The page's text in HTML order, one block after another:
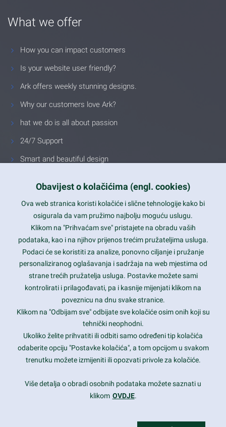
What we offer
How you can impact customers
Is your website user friendly?
Ark offers weekly stunning designs.
Why our customers love Ark?
hat we do is all about passion
24/7 Support
Smart and beautiful design
Latest trends and much more...
Contact Info
1600 Amphitheatre Parkway, Mountain View, CA 94043
prothemes.net@gmail.com
Daily: 9:00 am - 6:00 pm
Sunday: Closed
Copyright 2017FRESHFACE© All Rights Reserved
Obavijest o kolačićima (engl. cookies)
Ova web stranica koristi kolačiće i slične tehnologije kako bi
osigurala da vam pružimo najbolju moguću uslugu.
Klikom na "Prihvaćam sve" pristajete na obradu vaših
podataka, kao i na njihov prijenos trećim pružateljima usluga.
Podaci će se koristiti za analize, ponovno ciljanje i pružanje
personaliziranog oglašavanja i sadržaja na web mjestima od
strane trećih pružatelja usluga. Postavke možete sami
kontrolirati i prilagođavati, pa i kasnije mijenjati klikom na
poveznicu na dnu svake stranice.
Klikom na "Odbijam sve" odbijate sve kolačiće osim onih koji su
tehnički neophodni.
Ukoliko želite prihvatiti ili odbiti samo određeni tip kolačića
odaberite opciju "Postavke kolačića", a tom opcijom u svakom
trenutku možete izmijeniti ili opozvati privole za kolačiće.
Više detalja o obradi osobnih podataka možete saznati u
klikom OVDJE.